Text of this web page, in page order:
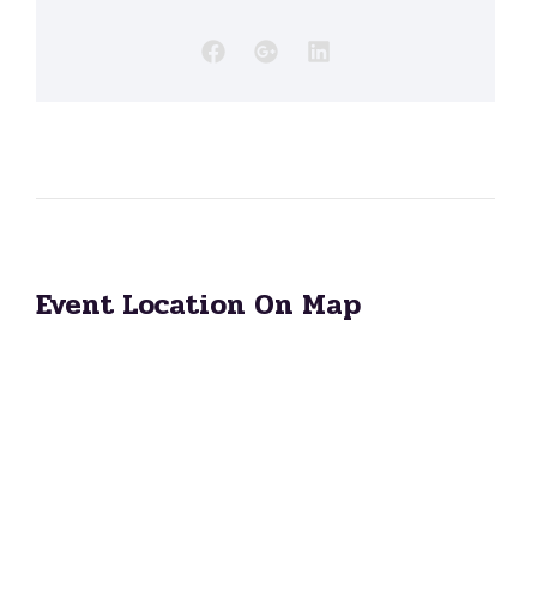
Event Location On Map